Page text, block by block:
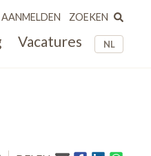
NL
Vacatures
AANMELDEN ZOEKEN